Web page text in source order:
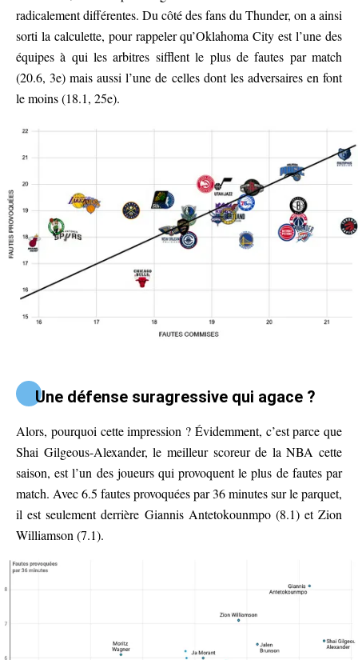
radicalement différentes. Du côté des fans du Thunder, on a ainsi
sorti la calculette, pour rappeler qu’Oklahoma City est l’une des
équipes à qui les arbitres sifflent le plus de fautes par match
(20.6, 3e) mais aussi l’une de celles dont les adversaires en font
le moins (18.1, 25e).
Une défense suragressive qui agace ?
Alors, pourquoi cette impression ? Évidemment, c’est parce que
Shai Gilgeous-Alexander, le meilleur scoreur de la NBA cette
saison, est l’un des joueurs qui provoquent le plus de fautes par
match. Avec 6.5 fautes provoquées par 36 minutes sur le parquet,
il est seulement derrière Giannis Antetokounmpo (8.1) et Zion
Williamson (7.1).